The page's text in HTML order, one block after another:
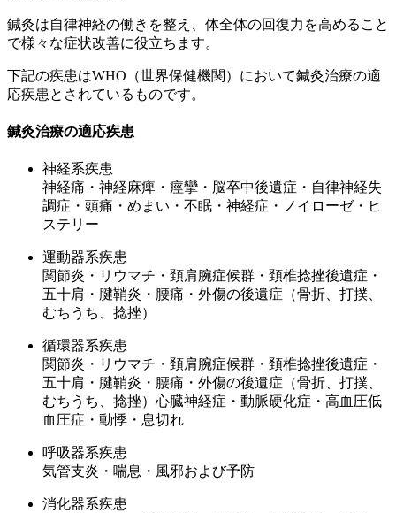
鍼灸は自律神経の働きを整え、体全体の回復力を高めること
で様々な症状改善に役立ちます。
下記の疾患はWHO（世界保健機関）において鍼灸治療の適
応疾患とされているものです。
鍼灸治療の適応疾患
神経系疾患
神経痛・神経麻痺・痙攣・脳卒中後遺症・自律神経失
調症・頭痛・めまい・不眠・神経症・ノイローゼ・ヒ
ステリー
運動器系疾患
関節炎・リウマチ・頚肩腕症候群・頚椎捻挫後遺症・
五十肩・腱鞘炎・腰痛・外傷の後遺症（骨折、打撲、
むちうち、捻挫）
循環器系疾患
関節炎・リウマチ・頚肩腕症候群・頚椎捻挫後遺症・
五十肩・腱鞘炎・腰痛・外傷の後遺症（骨折、打撲、
むちうち、捻挫）心臓神経症・動脈硬化症・高血圧低
血圧症・動悸・息切れ
呼吸器系疾患
気管支炎・喘息・風邪および予防
消化器系疾患